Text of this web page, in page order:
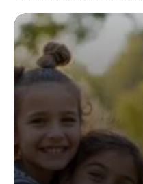
Saint-Genis-
quartiers chauds
4 août 2026